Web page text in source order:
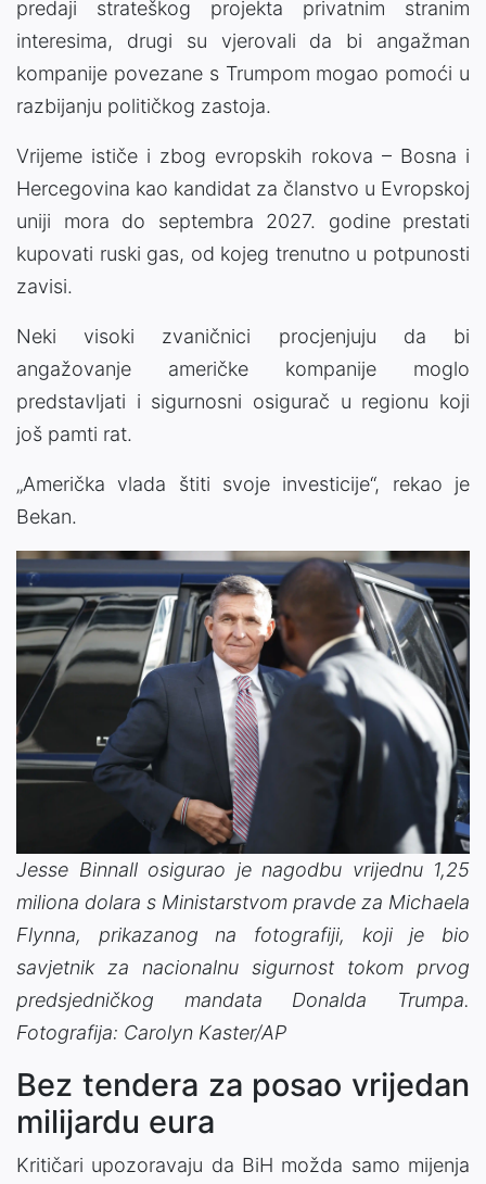
predaji strateškog projekta privatnim stranim
interesima, drugi su vjerovali da bi angažman
kompanije povezane s Trumpom mogao pomoći u
razbijanju političkog zastoja.
Vrijeme ističe i zbog evropskih rokova – Bosna i
Hercegovina kao kandidat za članstvo u Evropskoj
uniji mora do septembra 2027. godine prestati
kupovati ruski gas, od kojeg trenutno u potpunosti
zavisi.
Neki visoki zvaničnici procjenjuju da bi
angažovanje američke kompanije moglo
predstavljati i sigurnosni osigurač u regionu koji
još pamti rat.
„Američka vlada štiti svoje investicije“, rekao je
Bekan.
Jesse Binnall osigurao je nagodbu vrijednu 1,25
miliona dolara s Ministarstvom pravde za Michaela
Flynna, prikazanog na fotografiji, koji je bio
savjetnik za nacionalnu sigurnost tokom prvog
predsjedničkog mandata Donalda Trumpa.
Fotografija: Carolyn Kaster/AP
Bez tendera za posao vrijedan
milijardu eura
Kritičari upozoravaju da BiH možda samo mijenja